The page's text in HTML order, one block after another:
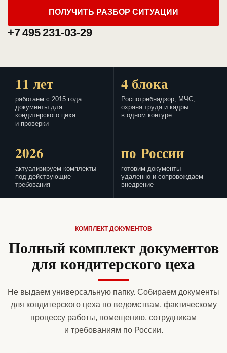
ПОЛУЧИТЬ РАЗБОР СИТУАЦИИ
+7 495 231-03-29
11 лет
работаем с 2015 года:
документы для
кондитерского цеха
и проверки
4 блока
Роспотребнадзор, МЧС,
охрана труда и кадры
в одном контуре
2026
актуализируем комплекты
под действующие
требования
по России
готовим документы
удаленно и сопровождаем
внедрение
КОМПЛЕКТ ДОКУМЕНТОВ
Полный комплект документов
для кондитерского цеха
Не выдаем универсальную папку. Собираем документы
для кондитерского цеха по ведомствам, фактическому
процессу работы, помещению, сотрудникам
и требованиям по России.